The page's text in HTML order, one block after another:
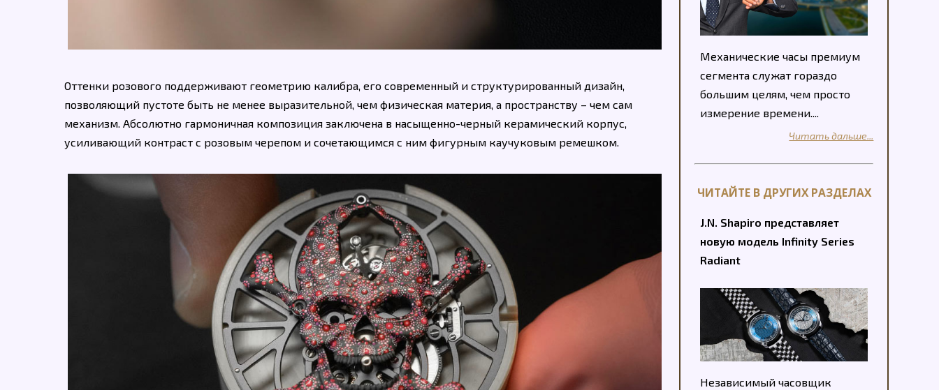
Оттенки розового поддерживают геометрию калибра, его современный и структурированный дизайн,
позволяющий пустоте быть не менее выразительной, чем физическая материя, а пространству – чем сам
механизм. Абсолютно гармоничная композиция заключена в насыщенно-черный керамический корпус,
усиливающий контраст с розовым черепом и сочетающимся с ним фигурным каучуковым ремешком.
Механические часы премиум
сегмента служат гораздо
большим целям, чем просто
измерение времени....
Читать дальше...
ЧИТАЙТЕ В ДРУГИХ РАЗДЕЛАХ
J.N. Shapiro представляет
новую модель Infinity Series
Radiant
Независимый часовщик